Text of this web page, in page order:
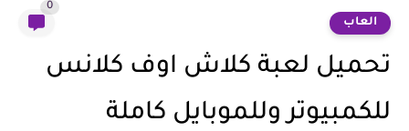
العاب
0
تحميل لعبة كلاش اوف كلانس
للكمبيوتر وللموبايل كاملة